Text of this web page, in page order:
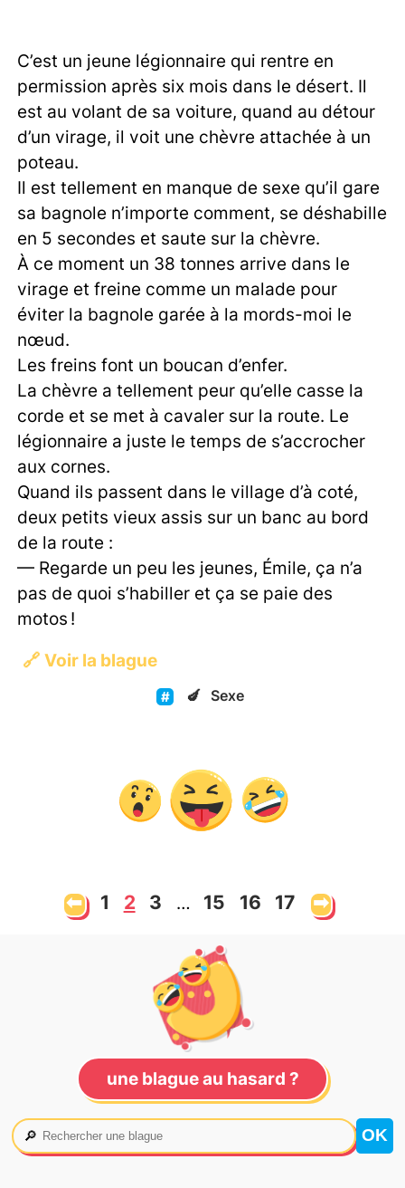
C’est un jeune légionnaire qui rentre en
permission après six mois dans le désert. Il
est au volant de sa voiture, quand au détour
d’un virage, il voit une chèvre attachée à un
poteau.
Il est tellement en manque de sexe qu’il gare
sa bagnole n’importe comment, se déshabille
en 5 secondes et saute sur la chèvre.
À ce moment un 38 tonnes arrive dans le
virage et freine comme un malade pour
éviter la bagnole garée à la mords-moi le
nœud.
Les freins font un boucan d’enfer.
La chèvre a tellement peur qu’elle casse la
corde et se met à cavaler sur la route. Le
légionnaire a juste le temps de s’accrocher
aux cornes.
Quand ils passent dans le village d’à coté,
deux petits vieux assis sur un banc au bord
de la route :
— Regarde un peu les jeunes, Émile, ça n’a
pas de quoi s’habiller et ça se paie des
motos !
🔗 Voir la blague
🍆 Sexe
⬅ 1 2 3 … 15 16 17 ➡
une blague au hasard ?
🔎